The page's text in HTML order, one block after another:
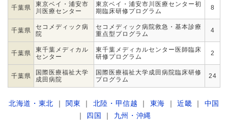
千葉県
東京ベイ・浦安市
川医療センター
東京ベイ・浦安市川医療センター初
期臨床研修プログラム
8
千葉県
セコメディック病
院
セコメディック病院救急・基本診療
重点型プログラム
4
千葉県
東千葉メディカル
センター
東千葉メディカルセンター医師臨床
研修プログラム
2
千葉県
国際医療福祉大学
成田病院
国際医療福祉大学成田病院臨床研修
プログラム
24
北海道・東北 関東 北陸・甲信越 東海 ｜近畿
中国
四国 九州・沖縄